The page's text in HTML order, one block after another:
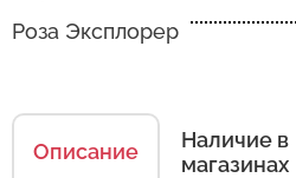
Роза Эксплорер
Описание
Наличие в
магазинах